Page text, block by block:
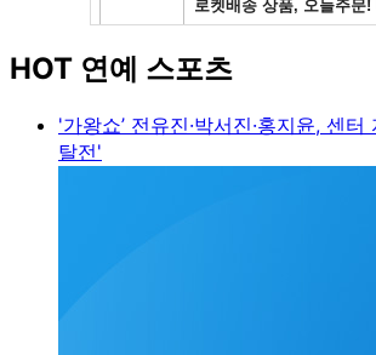
HOT 연예 스포츠
'가왕쇼’ 전유진·박서진·홍지윤, 센
탈전'